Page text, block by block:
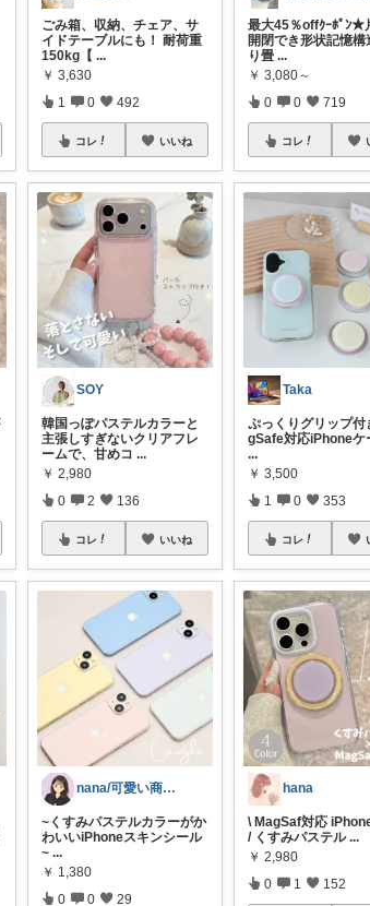
ごみ箱、収納、チェア、サ
イドテーブルにも！ 耐荷重
150kg【 ...
￥ 3,630
1 0 492
コレ いいね
SOY
韓国っぽパステルカラーと
主張しすぎないクリアフレ
ームで、甘めコ ...
￥ 2,980
0 2 136
コレ いいね
nana/可愛い商品を共有
~くすみパステルカラーがか
わいいiPhoneスキンシール
~...
￥ 1,380
0 0 29
最大45％offｸｰﾎﾟﾝ★
開閉でき形状記憶構
り畳 ...
￥ 3,080～
0 0 719
コレ
Taka
ぷっくりグリップ付
gSafe対応iPhoneケ
...
￥ 3,500
1 0 353
コレ
hana
\ MagSaf対応
/ くすみパステル ...
￥ 2,980
0 1 152